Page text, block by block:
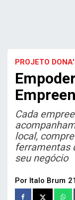
PROJETO
Cada
local,
ferramentas
seu negócio
Por Italo Brum